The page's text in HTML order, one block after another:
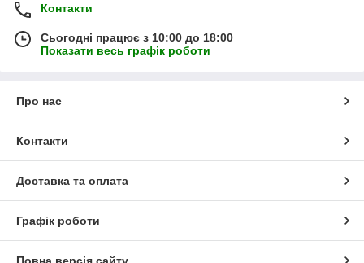
Контакти
Сьогодні працює з 10:00 до 18:00
Показати весь графік роботи
Про нас
Контакти
Доставка та оплата
Графік роботи